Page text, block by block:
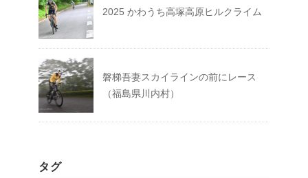
2025 かわうち高塚高原ヒルクライム
磐梯吾妻スカイラインの前にレース
（福島県川内村）
タグ